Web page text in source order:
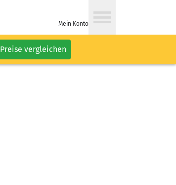
Mein Konto
Preise vergleichen